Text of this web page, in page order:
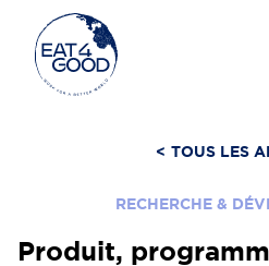
contenu
< TOUS LES
RECHERCHE &
Produit,